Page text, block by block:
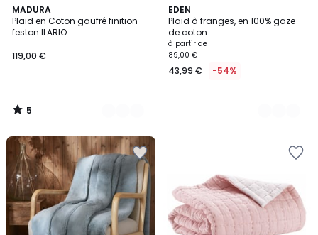
MADURA
Plaid en Coton gaufré finition
feston ILARIO
119,00 €
5
/
5
5
Couleurs
5
/
EDEN
Plaid à franges, en 100% gaze
de coton
à partir de
89,00 €
43,99 € -54%
18
Couleurs